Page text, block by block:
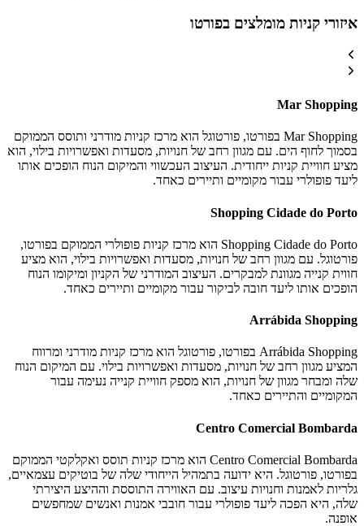
איזורי קניות מומלצים בפורטו
Mar Shopping
Mar Shopping בפורטו, פורטוגל הוא מרכז קניות מודרני ותוסס הממוקם
בסמוך לחוף הים. עם מגוון רחב של חנויות, מסעדות ואפשרויות בילוי, הוא
מציע חוויית קניות ייחודית. העיצוב העכשווי והמיקום הנוח הופכים אותו
ליעד פופולרי עבור מקומיים ותיירים כאחד.
Shopping Cidade do Porto
Shopping Cidade do Porto הוא מרכז קניות פופולרי הממוקם בפורטו,
פורטוגל. עם מגוון רחב של חנויות, מסעדות ואפשרויות בילוי, הוא מציע
חווית קנייה מגוונת למבקרים. העיצוב המודרני של הקניון ומיקומו הנוח
הופכים אותו ליעד חובה לביקור עבור מקומיים ותיירים כאחד.
Arrábida Shopping
Arrábida Shopping בפורטו, פורטוגל הוא מרכז קניות מודרני ומרווח
המציע מגוון רחב של חנויות, מסעדות ואפשרויות בילוי. עם המיקום הנוח
שלה ומבחר מגוון של חנויות, הוא מספק חוויית קנייה נעימה עבור
המקומיים והתיירים כאחד.
Centro Comercial Bombarda
Centro Comercial Bombarda הוא מרכז קניות תוסס ואקלקטי הממוקם
בפורטו, פורטוגל. היא ידועה בתמהיל הייחודי שלה של בוטיקים עצמאיים,
גלריות לאמנות וחנויות עיצוב. עם האווירה התוססת וההיצע היצירתי
שלה, היא הפכה ליעד פופולרי עבור חובבי אמנות ואנשים שמחפשים
אופנה.